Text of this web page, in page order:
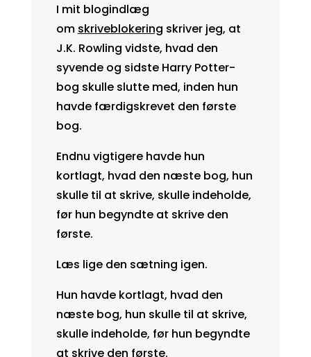
I mit blogindlæg
om skriveblokering skriver jeg, at
J.K. Rowling vidste, hvad den
syvende og sidste Harry Potter-
bog skulle slutte med, inden hun
havde færdigskrevet den første
bog.
Endnu vigtigere havde hun
kortlagt, hvad den næste bog, hun
skulle til at skrive, skulle indeholde,
før hun begyndte at skrive den
første.
Læs lige den sætning igen.
Hun havde kortlagt, hvad den
næste bog, hun skulle til at skrive,
skulle indeholde, før hun begyndte
at skrive den første.